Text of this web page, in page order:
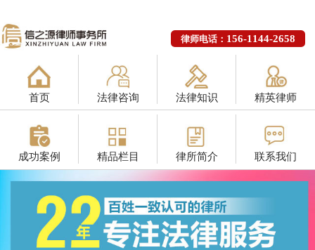
律师电话： 156-1144-2658
首页 法律咨询 法律知识 精英律师
成功案例 精品栏目 律所简介 联系我们